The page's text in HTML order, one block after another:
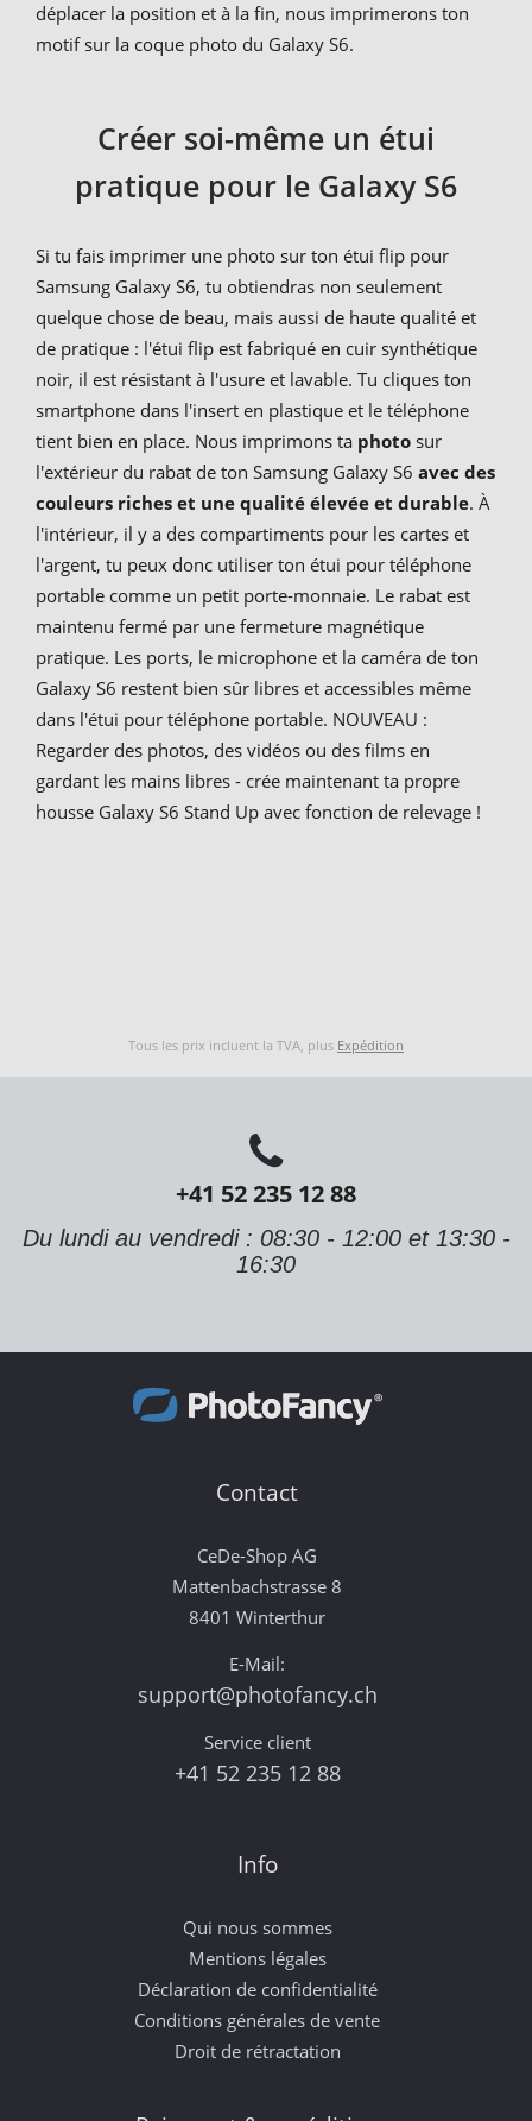
déplacer la position et à la fin, nous imprimerons ton
motif sur la coque photo du Galaxy S6.
Créer soi-même un étui
pratique pour le Galaxy S6
Si tu fais imprimer une photo sur ton étui flip pour
Samsung Galaxy S6, tu obtiendras non seulement
quelque chose de beau, mais aussi de haute qualité et
de pratique : l'étui flip est fabriqué en cuir synthétique
noir, il est résistant à l'usure et lavable. Tu cliques ton
smartphone dans l'insert en plastique et le téléphone
tient bien en place. Nous imprimons ta photo sur
l'extérieur du rabat de ton Samsung Galaxy S6 avec des
couleurs riches et une qualité élevée et durable. À
l'intérieur, il y a des compartiments pour les cartes et
l'argent, tu peux donc utiliser ton étui pour téléphone
portable comme un petit porte-monnaie. Le rabat est
maintenu fermé par une fermeture magnétique
pratique. Les ports, le microphone et la caméra de ton
Galaxy S6 restent bien sûr libres et accessibles même
dans l'étui pour téléphone portable. NOUVEAU :
Regarder des photos, des vidéos ou des films en
gardant les mains libres - crée maintenant ta propre
housse Galaxy S6 Stand Up avec fonction de relevage !
Tous les prix incluent la TVA, plus Expédition
+41 52 235 12 88
Du lundi au vendredi : 08:30 - 12:00 et 13:30 -
16:30
Contact
CeDe-Shop AG
Mattenbachstrasse 8
8401 Winterthur
E-Mail:
support@photofancy.ch
Service client
+41 52 235 12 88
Info
Qui nous sommes
Mentions légales
Déclaration de confidentialité
Conditions générales de vente
Droit de rétractation